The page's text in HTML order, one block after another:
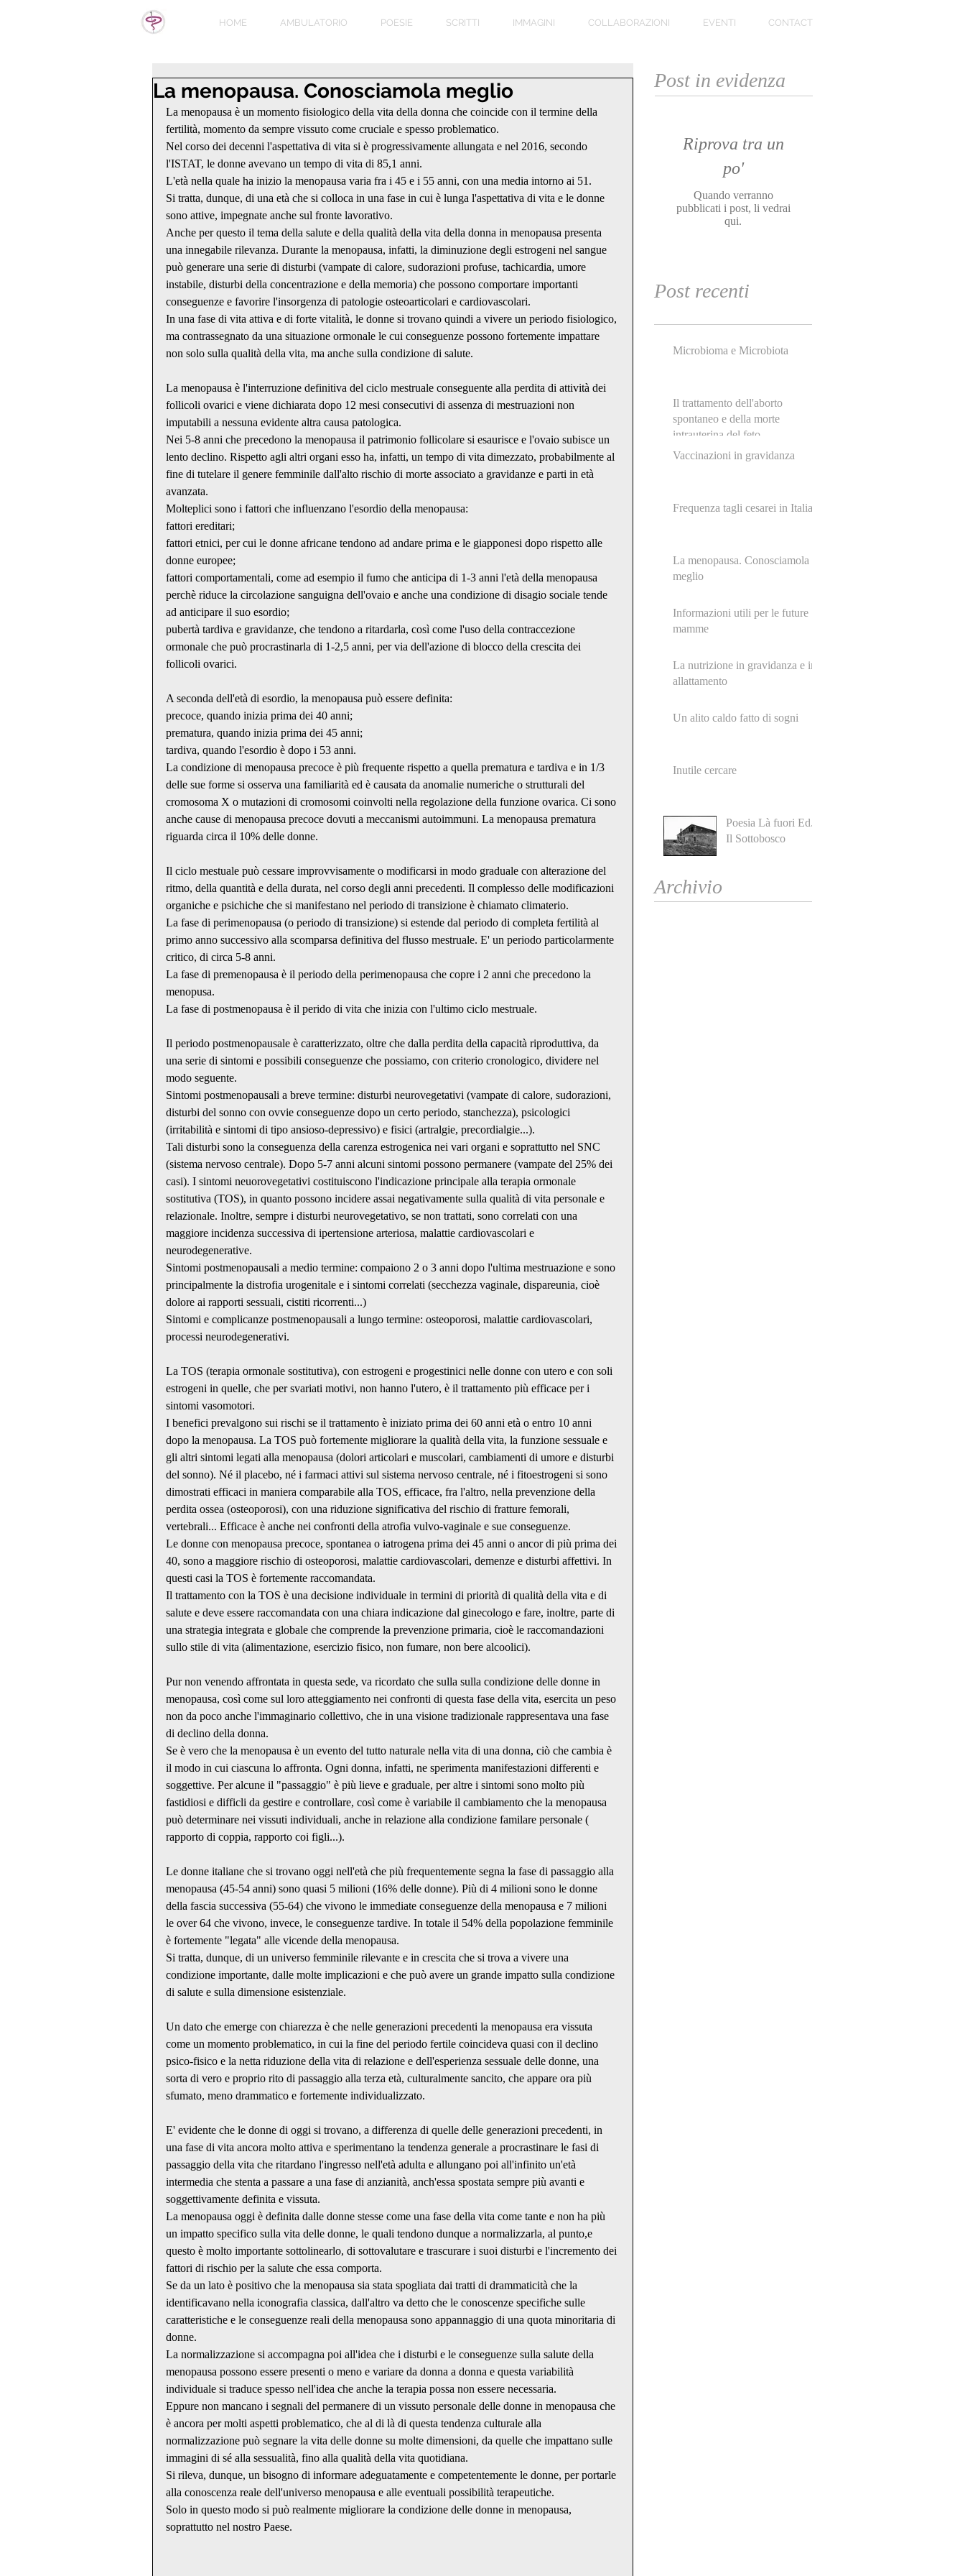
HOME AMBULATORIO POESIE SCRITTI IMMAGINI COLLABORAZIONI EVENTI CONTACT
La menopausa. Conosciamola meglio
La menopausa è un momento fisiologico della vita della donna che coincide con il termine della
fertilità, momento da sempre vissuto come cruciale e spesso problematico.
Nel corso dei decenni l'aspettativa di vita si è progressivamente allungata e nel 2016, secondo
l'ISTAT, le donne avevano un tempo di vita di 85,1 anni.
L'età nella quale ha inizio la menopausa varia fra i 45 e i 55 anni, con una media intorno ai 51.
Si tratta, dunque, di una età che si colloca in una fase in cui è lunga l'aspettativa di vita e le donne
sono attive, impegnate anche sul fronte lavorativo.
Anche per questo il tema della salute e della qualità della vita della donna in menopausa presenta
una innegabile rilevanza. Durante la menopausa, infatti, la diminuzione degli estrogeni nel sangue
può generare una serie di disturbi (vampate di calore, sudorazioni profuse, tachicardia, umore
instabile, disturbi della concentrazione e della memoria) che possono comportare importanti
conseguenze e favorire l'insorgenza di patologie osteoarticolari e cardiovascolari.
In una fase di vita attiva e di forte vitalità, le donne si trovano quindi a vivere un periodo fisiologico,
ma contrassegnato da una situazione ormonale le cui conseguenze possono fortemente impattare
non solo sulla qualità della vita, ma anche sulla condizione di salute.
La menopausa è l'interruzione definitiva del ciclo mestruale conseguente alla perdita di attività dei
follicoli ovarici e viene dichiarata dopo 12 mesi consecutivi di assenza di mestruazioni non
imputabili a nessuna evidente altra causa patologica.
Nei 5-8 anni che precedono la menopausa il patrimonio follicolare si esaurisce e l'ovaio subisce un
lento declino. Rispetto agli altri organi esso ha, infatti, un tempo di vita dimezzato, probabilmente al
fine di tutelare il genere femminile dall'alto rischio di morte associato a gravidanze e parti in età
avanzata.
Molteplici sono i fattori che influenzano l'esordio della menopausa:
fattori ereditari;
fattori etnici, per cui le donne africane tendono ad andare prima e le giapponesi dopo rispetto alle
donne europee;
fattori comportamentali, come ad esempio il fumo che anticipa di 1-3 anni l'età della menopausa
perchè riduce la circolazione sanguigna dell'ovaio e anche una condizione di disagio sociale tende
ad anticipare il suo esordio;
pubertà tardiva e gravidanze, che tendono a ritardarla, così come l'uso della contraccezione
ormonale che può procrastinarla di 1-2,5 anni, per via dell'azione di blocco della crescita dei
follicoli ovarici.
A seconda dell'età di esordio, la menopausa può essere definita:
precoce, quando inizia prima dei 40 anni;
prematura, quando inizia prima dei 45 anni;
tardiva, quando l'esordio è dopo i 53 anni.
La condizione di menopausa precoce è più frequente rispetto a quella prematura e tardiva e in 1/3
delle sue forme si osserva una familiarità ed è causata da anomalie numeriche o strutturali del
cromosoma X o mutazioni di cromosomi coinvolti nella regolazione della funzione ovarica. Ci sono
anche cause di menopausa precoce dovuti a meccanismi autoimmuni. La menopausa prematura
riguarda circa il 10% delle donne.
Il ciclo mestuale può cessare improvvisamente o modificarsi in modo graduale con alterazione del
ritmo, della quantità e della durata, nel corso degli anni precedenti. Il complesso delle modificazioni
organiche e psichiche che si manifestano nel periodo di transizione è chiamato climaterio.
La fase di perimenopausa (o periodo di transizione) si estende dal periodo di completa fertilità al
primo anno successivo alla scomparsa definitiva del flusso mestruale. E' un periodo particolarmente
critico, di circa 5-8 anni.
La fase di premenopausa è il periodo della perimenopausa che copre i 2 anni che precedono la
menopusa.
La fase di postmenopausa è il perido di vita che inizia con l'ultimo ciclo mestruale.
Il periodo postmenopausale è caratterizzato, oltre che dalla perdita della capacità riproduttiva, da
una serie di sintomi e possibili conseguenze che possiamo, con criterio cronologico, dividere nel
modo seguente.
Sintomi postmenopausali a breve termine: disturbi neurovegetativi (vampate di calore, sudorazioni,
disturbi del sonno con ovvie conseguenze dopo un certo periodo, stanchezza), psicologici
(irritabilità e sintomi di tipo ansioso-depressivo) e fisici (artralgie, precordialgie...).
Tali disturbi sono la conseguenza della carenza estrogenica nei vari organi e soprattutto nel SNC
(sistema nervoso centrale). Dopo 5-7 anni alcuni sintomi possono permanere (vampate del 25% dei
casi). I sintomi neuorovegetativi costituiscono l'indicazione principale alla terapia ormonale
sostitutiva (TOS), in quanto possono incidere assai negativamente sulla qualità di vita personale e
relazionale. Inoltre, sempre i disturbi neurovegetativo, se non trattati, sono correlati con una
maggiore incidenza successiva di ipertensione arteriosa, malattie cardiovascolari e
neurodegenerative.
Sintomi postmenopausali a medio termine: compaiono 2 o 3 anni dopo l'ultima mestruazione e sono
principalmente la distrofia urogenitale e i sintomi correlati (secchezza vaginale, dispareunia, cioè
dolore ai rapporti sessuali, cistiti ricorrenti...)
Sintomi e complicanze postmenopausali a lungo termine: osteoporosi, malattie cardiovascolari,
processi neurodegenerativi.
La TOS (terapia ormonale sostitutiva), con estrogeni e progestinici nelle donne con utero e con soli
estrogeni in quelle, che per svariati motivi, non hanno l'utero, è il trattamento più efficace per i
sintomi vasomotori.
I benefici prevalgono sui rischi se il trattamento è iniziato prima dei 60 anni età o entro 10 anni
dopo la menopausa. La TOS può fortemente migliorare la qualità della vita, la funzione sessuale e
gli altri sintomi legati alla menopausa (dolori articolari e muscolari, cambiamenti di umore e disturbi
del sonno). Né il placebo, né i farmaci attivi sul sistema nervoso centrale, né i fitoestrogeni si sono
dimostrati efficaci in maniera comparabile alla TOS, efficace, fra l'altro, nella prevenzione della
perdita ossea (osteoporosi), con una riduzione significativa del rischio di fratture femorali,
vertebrali... Efficace è anche nei confronti della atrofia vulvo-vaginale e sue conseguenze.
Le donne con menopausa precoce, spontanea o iatrogena prima dei 45 anni o ancor di più prima dei
40, sono a maggiore rischio di osteoporosi, malattie cardiovascolari, demenze e disturbi affettivi. In
questi casi la TOS è fortemente raccomandata.
Il trattamento con la TOS è una decisione individuale in termini di priorità di qualità della vita e di
salute e deve essere raccomandata con una chiara indicazione dal ginecologo e fare, inoltre, parte di
una strategia integrata e globale che comprende la prevenzione primaria, cioè le raccomandazioni
sullo stile di vita (alimentazione, esercizio fisico, non fumare, non bere alcoolici).
Pur non venendo affrontata in questa sede, va ricordato che sulla sulla condizione delle donne in
menopausa, così come sul loro atteggiamento nei confronti di questa fase della vita, esercita un peso
non da poco anche l'immaginario collettivo, che in una visione tradizionale rappresentava una fase
di declino della donna.
Se è vero che la menopausa è un evento del tutto naturale nella vita di una donna, ciò che cambia è
il modo in cui ciascuna lo affronta. Ogni donna, infatti, ne sperimenta manifestazioni differenti e
soggettive. Per alcune il "passaggio" è più lieve e graduale, per altre i sintomi sono molto più
fastidiosi e difficli da gestire e controllare, così come è variabile il cambiamento che la menopausa
può determinare nei vissuti individuali, anche in relazione alla condizione familare personale (
rapporto di coppia, rapporto coi figli...).
Le donne italiane che si trovano oggi nell'età che più frequentemente segna la fase di passaggio alla
menopausa (45-54 anni) sono quasi 5 milioni (16% delle donne). Più di 4 milioni sono le donne
della fascia successiva (55-64) che vivono le immediate conseguenze della menopausa e 7 milioni
le over 64 che vivono, invece, le conseguenze tardive. In totale il 54% della popolazione femminile
è fortemente "legata" alle vicende della menopausa.
Si tratta, dunque, di un universo femminile rilevante e in crescita che si trova a vivere una
condizione importante, dalle molte implicazioni e che può avere un grande impatto sulla condizione
di salute e sulla dimensione esistenziale.
Un dato che emerge con chiarezza è che nelle generazioni precedenti la menopausa era vissuta
come un momento problematico, in cui la fine del periodo fertile coincideva quasi con il declino
psico-fisico e la netta riduzione della vita di relazione e dell'esperienza sessuale delle donne, una
sorta di vero e proprio rito di passaggio alla terza età, culturalmente sancito, che appare ora più
sfumato, meno drammatico e fortemente individualizzato.
E' evidente che le donne di oggi si trovano, a differenza di quelle delle generazioni precedenti, in
una fase di vita ancora molto attiva e sperimentano la tendenza generale a procrastinare le fasi di
passaggio della vita che ritardano l'ingresso nell'età adulta e allungano poi all'infinito un'età
intermedia che stenta a passare a una fase di anzianità, anch'essa spostata sempre più avanti e
soggettivamente definita e vissuta.
La menopausa oggi è definita dalle donne stesse come una fase della vita come tante e non ha più
un impatto specifico sulla vita delle donne, le quali tendono dunque a normalizzarla, al punto,e
questo è molto importante sottolinearlo, di sottovalutare e trascurare i suoi disturbi e l'incremento dei
fattori di rischio per la salute che essa comporta.
Se da un lato è positivo che la menopausa sia stata spogliata dai tratti di drammaticità che la
identificavano nella iconografia classica, dall'altro va detto che le conoscenze specifiche sulle
caratteristiche e le conseguenze reali della menopausa sono appannaggio di una quota minoritaria di
donne.
La normalizzazione si accompagna poi all'idea che i disturbi e le conseguenze sulla salute della
menopausa possono essere presenti o meno e variare da donna a donna e questa variabilità
individuale si traduce spesso nell'idea che anche la terapia possa non essere necessaria.
Eppure non mancano i segnali del permanere di un vissuto personale delle donne in menopausa che
è ancora per molti aspetti problematico, che al di là di questa tendenza culturale alla
normalizzazione può segnare la vita delle donne su molte dimensioni, da quelle che impattano sulle
immagini di sé alla sessualità, fino alla qualità della vita quotidiana.
Si rileva, dunque, un bisogno di informare adeguatamente e competentemente le donne, per portarle
alla conoscenza reale dell'universo menopausa e alle eventuali possibilità terapeutiche.
Solo in questo modo si può realmente migliorare la condizione delle donne in menopausa,
soprattutto nel nostro Paese.
Post in evidenza
Riprova tra un
po'
Quando verranno
pubblicati i post, li vedrai
qui.
Post recenti
Microbioma e Microbiota
Il trattamento dell'aborto
spontaneo e della morte
intrauterina del feto
Vaccinazioni in gravidanza
Frequenza tagli cesarei in Italia
La menopausa. Conosciamola
meglio
Informazioni utili per le future
mamme
La nutrizione in gravidanza e in
allattamento
Un alito caldo fatto di sogni
Inutile cercare
Poesia Là fuori Ed.
Il Sottobosco
Archivio